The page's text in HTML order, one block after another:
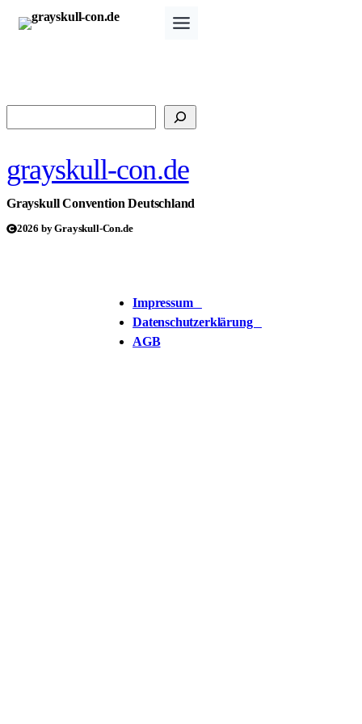
Zum
Inhalt
grayskull-con.de
Grayskull Convention Deutschland
2026 by Grayskull-Con.de
Impressum
Datenschutzerklärung
AGB